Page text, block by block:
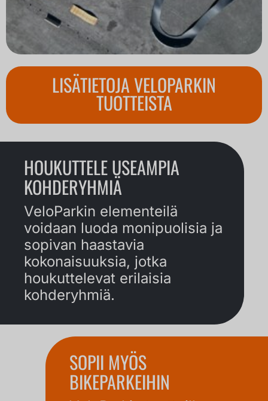
LISÄTIETOJA VELOPARKIN
TUOTTEISTA
HOUKUTTELE USEAMPIA
KOHDERYHMIÄ
VeloParkin elementeilä
voidaan luoda monipuolisia ja
sopivan haastavia
kokonaisuuksia, jotka
houkuttelevat erilaisia
kohderyhmiä.
SOPII MYÖS
BIKEPARKEIHIN